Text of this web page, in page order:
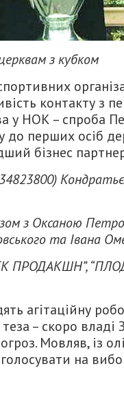
з кубком
контакту
у НОК – спроба
до перших осіб
бізнес
з Оксаною
та Івана
ПРОДАКШН”,
агітаційну
– скоро владі
Мовляв, із
на